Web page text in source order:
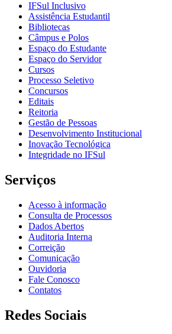
IFSul Inclusivo
Assistência Estudantil
Bibliotecas
Câmpus e Polos
Espaço do Estudante
Espaço do Servidor
Cursos
Processo Seletivo
Concursos
Editais
Reitoria
Gestão de Pessoas
Desenvolvimento Institucional
Inovação Tecnológica
Integridade no IFSul
Serviços
Acesso à informação
Consulta de Processos
Dados Abertos
Auditoria Interna
Correição
Comunicação
Ouvidoria
Fale Conosco
Contatos
Redes Sociais